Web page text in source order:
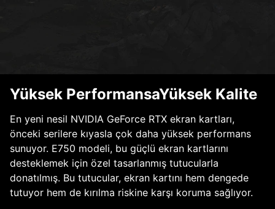
Yüksek PerformansaYüksek Kalite
En yeni nesil NVIDIA GeForce RTX ekran kartları,
önceki serilere kıyasla çok daha yüksek performans
sunuyor. E750 modeli, bu güçlü ekran kartlarını
desteklemek için özel tasarlanmış tutucularla
donatılmış. Bu tutucular, ekran kartını hem dengede
tutuyor hem de kırılma riskine karşı koruma sağlıyor.